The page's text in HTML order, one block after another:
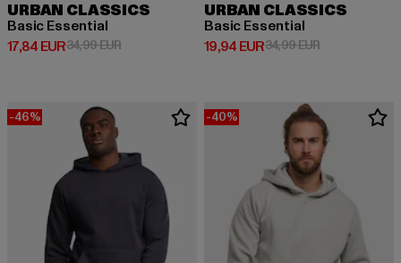
URBAN CLASSICS
Basic Essential
17,84 EUR
Derzeitiger Preis: 17,84 EUR
34,99 EURAktionspreis: 34,99 EUR
URBAN CLASSICS
Basic Essential
19,94 EUR
Derzeitiger Preis: 19,94 EUR
34,99 EURAktionspreis:
-46% -40%